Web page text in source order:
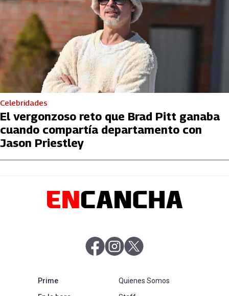
Celebridades
El vergonzoso reto que Brad Pitt ganaba
cuando compartía departamento con
Jason Priestley
abre en nueva pestaña
abre en nueva pestaña
Primeabre en nueva pestañaQuienes Somos